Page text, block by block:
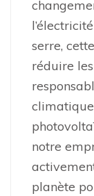
serre,
réduire
notre
planète